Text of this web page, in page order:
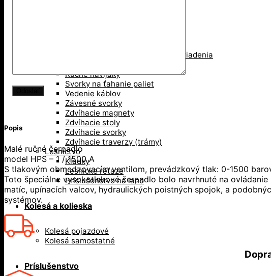
Prísavky a Vakuové zdvíhacie zariadenia
Ručné navijaky
Svorky na ťahanie paliet
Vedenie káblov
Závesné svorky
Zdvíhacie magnety
Zdvíhacie stoly
Zdvíhacie svorky
Zdvíhacie traverzy (trámy)
Lesníctvo
Kladky
Lesnícke reťaze
Príslušenstvo na lano
Kolesá a kolieska
Kolesá pojazdové
Kolesá samostatné
Príslušenstvo
Popis
Malé ručné čerpadlo
model HPS – 1 / 1500 A
S tlakovým obmedzovacím ventilom, prevádzkový tlak: 0-1500
Toto špeciálne vysokotlakové čerpadlo bolo navrhnuté na
matíc, upínacích valcov, hydraulických poistných spojok, a
systémov.